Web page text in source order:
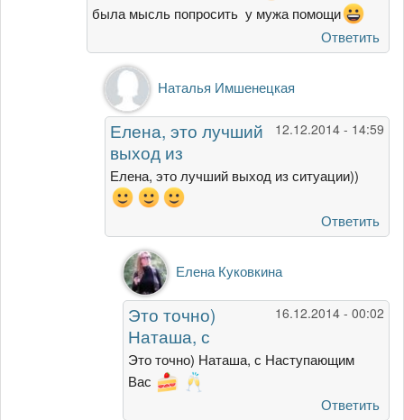
Наталья
была мысль попросить у мужа помощи
Ответить
Ответ
на
Наташа,
спасибо
за
совет У
от
Елена
Наталья Имшенецкая
12.12.2014 - 14:59
Елена, это лучший
выход из
Елена, это лучший выход из ситуации))
Ответить
Ответ
на
Елена,
это
лучший
выход
из
от
Елена Куковкина
16.12.2014 - 00:02
Это точно)
Наташа, с
Это точно) Наташа, с Наступающим
Вас
Ответить